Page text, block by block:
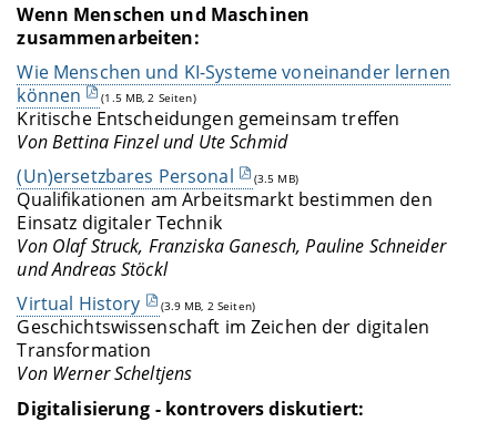
Wenn Menschen und Maschinen
zusammenarbeiten:
Wie Menschen und KI-Systeme voneinander lernen
können
(1.5 MB, 2 Seiten)
Kritische Entscheidungen gemeinsam treffen
Von Bettina Finzel und Ute Schmid
(Un)ersetzbares Personal
(3.5 MB)
Qualifikationen am Arbeitsmarkt bestimmen den
Einsatz digitaler Technik
Von Olaf Struck, Franziska Ganesch, Pauline Schneider
und Andreas Stöckl
Virtual History
(3.9 MB, 2 Seiten)
Geschichtswissenschaft im Zeichen der digitalen
Transformation
Von Werner Scheltjens
Digitalisierung - kontrovers diskutiert: